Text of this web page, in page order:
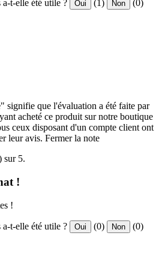
t-elle été utile ? Oui (1) Non (0)
signifie que l'évaluation a été faite par
acheté ce produit sur notre boutique
ceux disposant d'un compte client ont
leur avis. Fermer la note
sur 5.
!
!
t-elle été utile ? Oui (0) Non (0)